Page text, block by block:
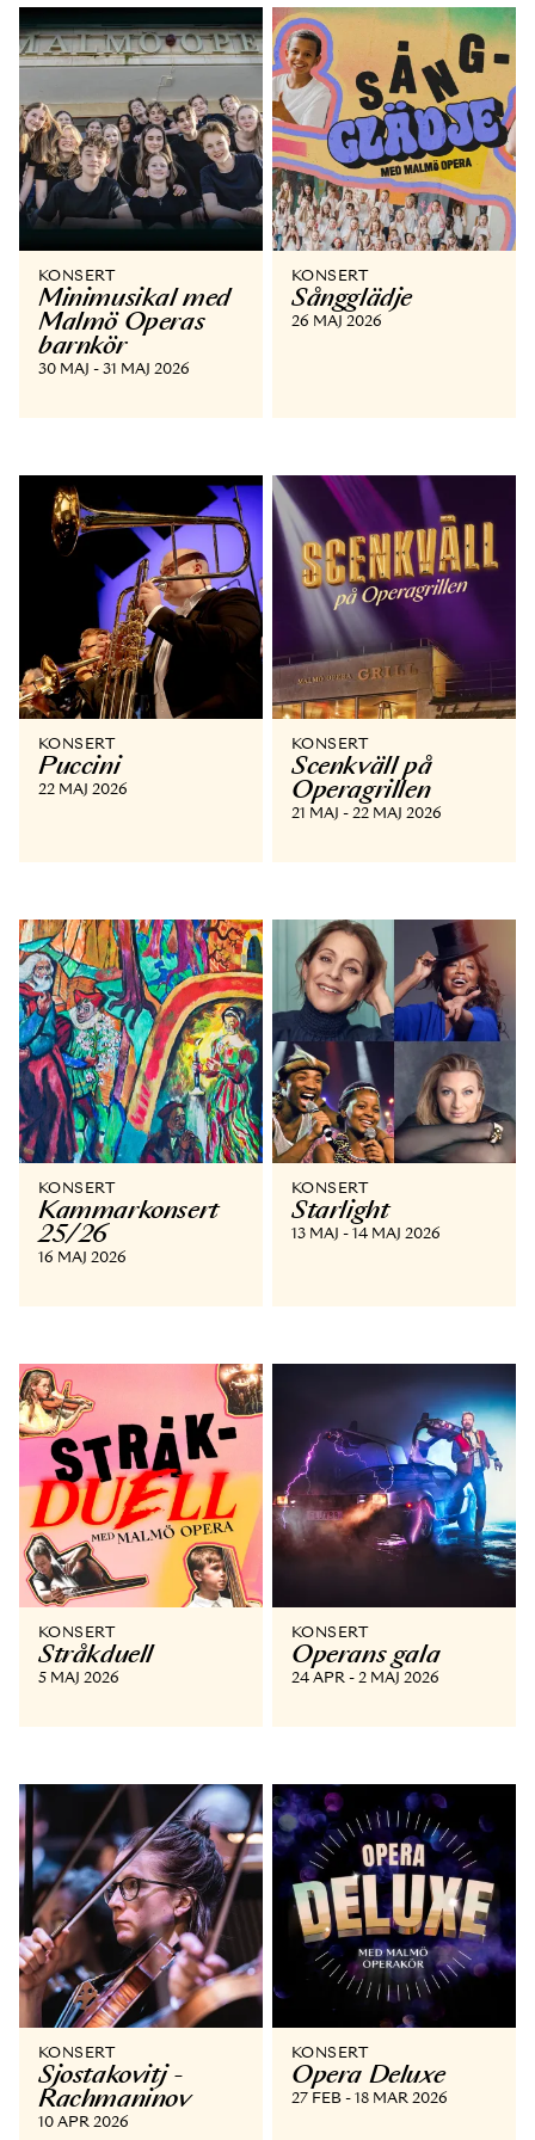
KONSERT
Minimusikal med
Malmö Operas
barnkör
30 MAJ - 31 MAJ 2026
KONSERT
Sångglädje
26 MAJ 2026
KONSERT
Puccini
22 MAJ 2026
KONSERT
Scenkväll på
Operagrillen
21 MAJ - 22 MAJ 2026
KONSERT
Kammar­konsert
25/26
16 MAJ 2026
KONSERT
Starlight
13 MAJ - 14 MAJ 2026
KONSERT
Stråkduell
5 MAJ 2026
KONSERT
Operans gala
24 APR - 2 MAJ 2026
KONSERT
Sjostakovitj -
Rachmaninov
10 APR 2026
KONSERT
Opera Deluxe
27 FEB - 18 MAR 2026